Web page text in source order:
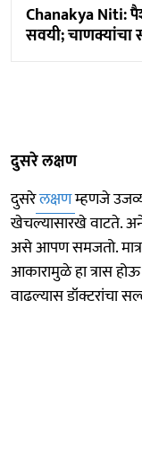
Chanakya Niti:
सवयी; चाणक्यांचा
दुसरे लक्षण
दुसरेलक्षणम्हणजे
खेचल्यासारखे वाटते.
असे आपण समजतो.
आकारामुळे हा त्रास
वाढल्यास